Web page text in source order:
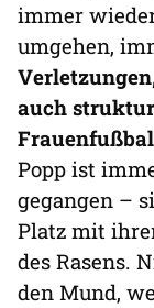
immer
umgehen,
auch
Popp ist
gegangen –
Platz mit
des Rasens.
den Mund,